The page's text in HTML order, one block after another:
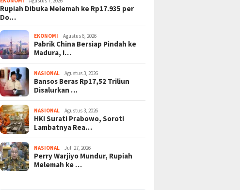
Rupiah Dibuka Melemah ke Rp17.935 per
Do…
EKONOMI Agustus 6, 2026
Pabrik China Bersiap Pindah ke
Madura, I…
NASIONAL Agustus 3, 2026
Bansos Beras Rp17,52 Triliun
Disalurkan …
NASIONAL Agustus 3, 2026
HKI Surati Prabowo, Soroti
Lambatnya Rea…
NASIONAL Juli 27, 2026
Perry Warjiyo Mundur, Rupiah
Melemah ke …